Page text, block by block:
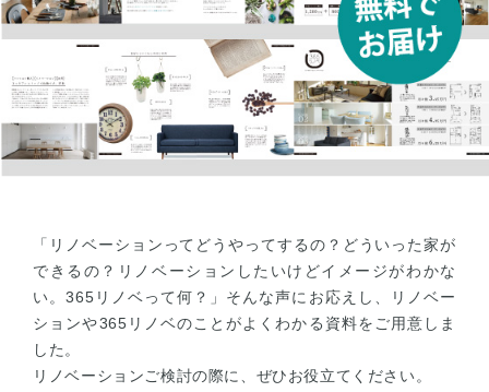
「リノベーションってどうやってするの？どういった家が
できるの？リノベーションしたいけどイメージがわかな
い。365リノベって何？」そんな声にお応えし、リノベー
ションや365リノベのことがよくわかる資料をご用意しま
した。
リノベーションご検討の際に、ぜひお役立てください。